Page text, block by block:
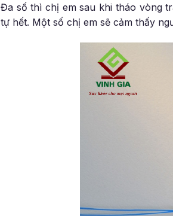
Đa số thì chị em sau khi tháo vòng
tự hết. Một số chị em sẽ cảm thấy